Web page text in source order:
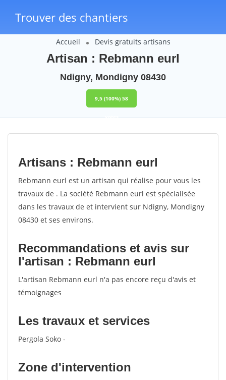
Trouver des chantiers
Accueil Devis gratuits artisans
Artisan : Rebmann eurl
Ndigny, Mondigny 08430
9,5 (100%) 58
votes
Artisans : Rebmann eurl
Rebmann eurl est un artisan qui réalise pour vous les
travaux de . La société Rebmann eurl est spécialisée
dans les travaux de et intervient sur Ndigny, Mondigny
08430 et ses environs.
Recommandations et avis sur
l'artisan : Rebmann eurl
L'artisan Rebmann eurl n'a pas encore reçu d'avis et
témoignages
Les travaux et services
Pergola Soko -
Zone d'intervention